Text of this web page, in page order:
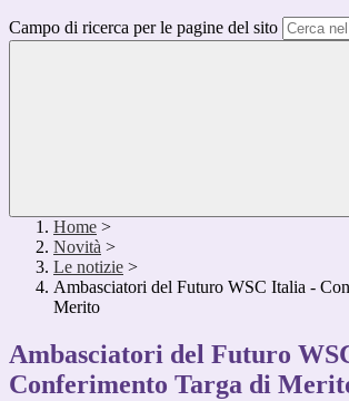
Campo di ricerca per le pagine del sito
Home >
Novità >
Le notizie >
Ambasciatori del Futuro WSC Italia -
Merito
Ambasciatori del Futuro
Conferimento Targa di